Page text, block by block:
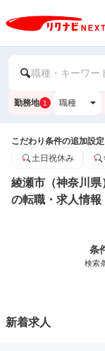
職種・キーワー
勤務地 1 職種
こだわり条件の追加設
土日祝休み
綾瀬市（神奈川
の転職・求人情報
条
検索
新着求人